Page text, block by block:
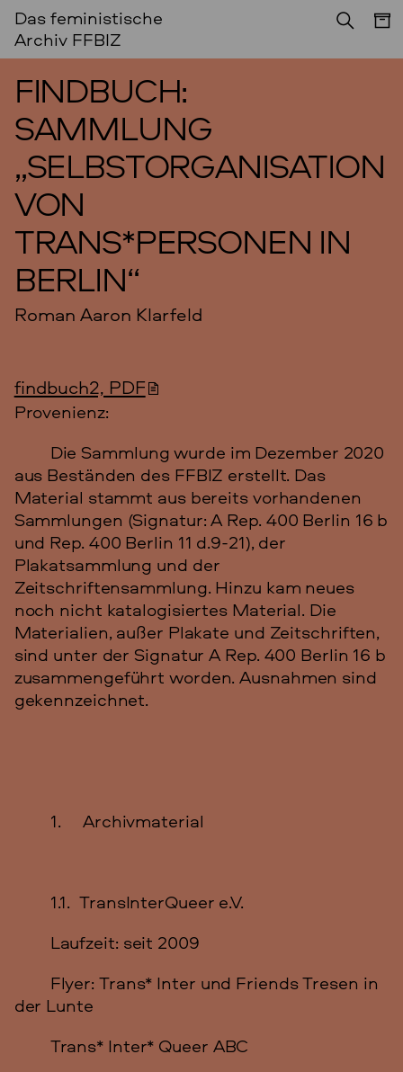
Das feministische
Archiv FFBIZ
FINDBUCH:
SAMMLUNG
„SELBSTORGANISATION
VON
TRANS*PERSONEN IN
BERLIN“
Roman Aaron Klarfeld
PROJEKTERGEBNISSE
findbuch2, PDF
Provenienz:
Die Sammlung wurde im Dezember 2020
aus Beständen des FFBIZ erstellt. Das
Material stammt aus bereits vorhandenen
Sammlungen (Signatur: A Rep. 400 Berlin 16 b
und Rep. 400 Berlin 11 d.9-21), der
Plakatsammlung und der
Zeitschriftensammlung. Hinzu kam neues
noch nicht katalogisiertes Material. Die
Materialien, außer Plakate und Zeitschriften,
sind unter der Signatur A Rep. 400 Berlin 16 b
zusammengeführt worden. Ausnahmen sind
gekennzeichnet.
1. Archivmaterial
1.1. TransInterQueer e.V.
Laufzeit: seit 2009
Flyer: Trans* Inter und Friends Tresen in
der Lunte
Trans* Inter* Queer ABC